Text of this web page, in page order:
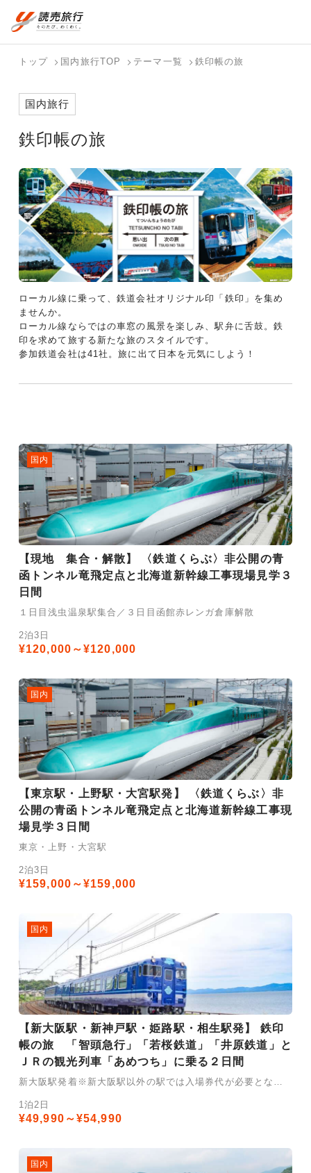
航空券+宿泊
フリーワード
国内旅行トップ
バスツアー
を探す
国内特集か
海外旅行トップ
海外特集か
ら探す
トップ 国内旅行TOP テーマ一覧 鉄印帳の旅
鉄印帳の旅
国内旅行
ローカル線に乗って、鉄道会社オリジナル印「鉄印」を集め
ませんか。
ローカル線ならではの車窓の風景を楽しみ、駅弁に舌鼓。鉄
印を求めて旅する新たな旅のスタイルです。
参加鉄道会社は41社。旅に出て日本を元気にしよう！
国内
【現地 集合・解散】 〈鉄道くらぶ〉非公開の青
函トンネル竜飛定点と北海道新幹線工事現場見学３
日間
１日目浅虫温泉駅集合／３日目函館赤レンガ倉庫解散
2泊3日
¥120,000～¥120,000
国内
【東京駅・上野駅・大宮駅発】 〈鉄道くらぶ〉非
公開の青函トンネル竜飛定点と北海道新幹線工事現
場見学３日間
東京・上野・大宮駅
2泊3日
¥159,000～¥159,000
国内
【新大阪駅・新神戸駅・姫路駅・相生駅発】 鉄印
帳の旅 「智頭急行」「若桜鉄道」「井原鉄道」と
ＪＲの観光列車「あめつち」に乗る２日間
1泊2日
¥49,990～¥54,990
国内